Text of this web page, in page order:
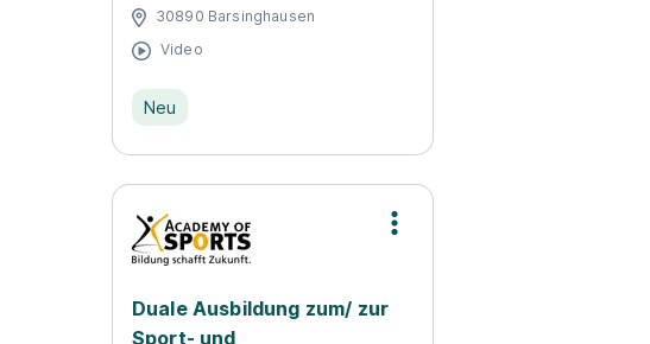
30890 Barsinghausen
Video
Neu
Duale Ausbildung zum/ zur
Sport- und